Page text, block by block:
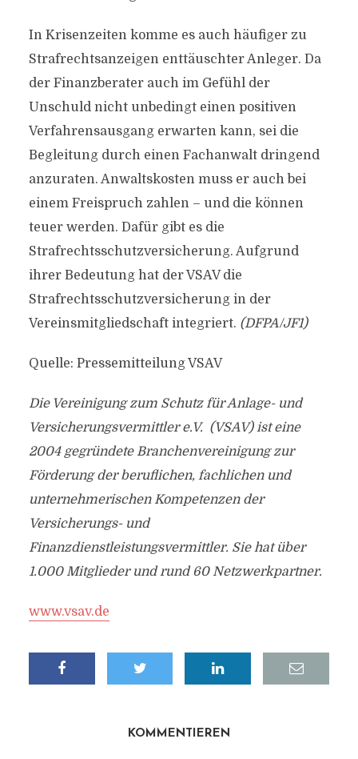
In Krisenzeiten komme es auch häufiger zu
Strafrechtsanzeigen enttäuschter Anleger. Da
der Finanzberater auch im Gefühl der
Unschuld nicht unbedingt einen positiven
Verfahrensausgang erwarten kann, sei die
Begleitung durch einen Fachanwalt dringend
anzuraten. Anwaltskosten muss er auch bei
einem Freispruch zahlen – und die können
teuer werden. Dafür gibt es die
Strafrechtsschutzversicherung. Aufgrund
ihrer Bedeutung hat der VSAV die
Strafrechtsschutzversicherung in der
Vereinsmitgliedschaft integriert. (DFPA/JF1)
Quelle: Pressemitteilung VSAV
Die Vereinigung zum Schutz für Anlage- und
Versicherungsvermittler e.V. (VSAV) ist eine
2004 gegründete Branchenvereinigung zur
Förderung der beruflichen, fachlichen und
unternehmerischen Kompetenzen der
Versicherungs- und
Finanzdienstleistungsvermittler. Sie hat über
1.000 Mitglieder und rund 60 Netzwerkpartner.
www.vsav.de
KOMMENTIEREN